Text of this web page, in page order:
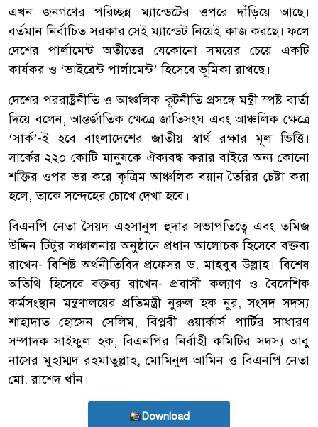
এখন জনগণের পরিচ্ছন্ন ম্যান্ডেটের ওপরে দাঁড়িয়ে আছে।
বর্তমান নির্বাচিত সরকার সেই ম্যান্ডেট নিয়েই কাজ করছে। ফলে
দেশের পার্লামেন্ট অতীতের যেকোনো সময়ের চেয়ে একটি
কার্যকর ও ‘ভাইব্রেন্ট পার্লামেন্ট’ হিসেবে ভূমিকা রাখছে।
দেশের পররাষ্ট্রনীতি ও আঞ্চলিক কূটনীতি প্রসঙ্গে মন্ত্রী স্পষ্ট বার্তা
দিয়ে বলেন, আন্তর্জাতিক ক্ষেত্রে জাতিসংঘ এবং আঞ্চলিক ক্ষেত্রে
‘সার্ক’-ই হবে বাংলাদেশের জাতীয় স্বার্থ রক্ষার মূল ভিত্তি।
সার্কের ২২০ কোটি মানুষকে ঐক্যবদ্ধ করার বাইরে অন্য কোনো
শক্তির ওপর ভর করে কৃত্রিম আঞ্চলিক বয়ান তৈরির চেষ্টা করা
হলে, তাকে সন্দেহের চোখে দেখা হবে।
বিএনপি নেতা সৈয়দ এহসানুল হুদার সভাপতিত্বে এবং তমিজ
উদ্দিন টিটুর সঞ্চালনায় অনুষ্ঠানে প্রধান আলোচক হিসেবে বক্তব্য
রাখেন- বিশিষ্ট অর্থনীতিবিদ প্রফেসর ড. মাহবুব উল্লাহ। বিশেষ
অতিথি হিসেবে বক্তব্য রাখেন- প্রবাসী কল্যাণ ও বৈদেশিক
কর্মসংস্থান মন্ত্রণালয়ের প্রতিমন্ত্রী নুরুল হক নুর, সংসদ সদস্য
শাহাদাত হোসেন সেলিম, বিপ্লবী ওয়ার্কার্স পার্টির সাধারণ
সম্পাদক সাইফুল হক, বিএনপির নির্বাহী কমিটির সদস্য আবু
নাসের মুহাম্মদ রহমাতুল্লাহ, মোমিনুল আমিন ও বিএনপি নেতা
মো. রাশেদ খাঁন।
Download